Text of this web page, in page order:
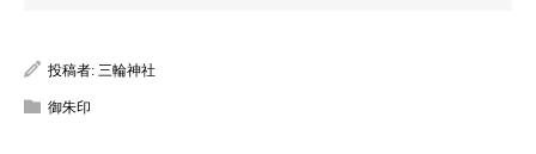
投稿者: 三輪神社
御朱印